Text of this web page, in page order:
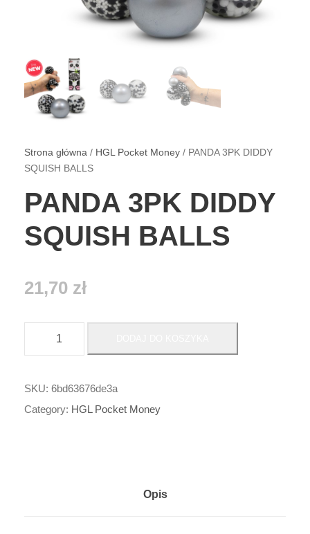
Strona główna / HGL Pocket Money / PANDA 3PK DIDDY
SQUISH BALLS
PANDA 3PK DIDDY
SQUISH BALLS
21,70 zł
ś
ć
SKU: 6bd63676de3a
Category: HGL Pocket Money
Opis